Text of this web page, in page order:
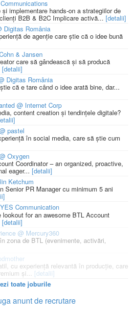
implementare hands-on a strategiilor de
B2B & B2C Implicare activă... [detalii]
Digitas România
de agenție care știe că o idee bună
& Jansen
care să gândească și să producă
[detalii]
Digitas România
că e tare când o idee arată bine, dar...
@ Internet Corp
content creation și tendințele digitale?
pastel
în social media, care să știe cum
Oxygen
Coordinator – an organized, proactive,
eager... [detalii]
Ketchum
Senior PR Manager cu minimum 5 ani
Communication
for an awesome BTL Account
[detalii]
@ Mercury360
zona de BTL (evenimente, activări,
cu experiență relevantă în producție, care
și... [detalii]
toate joburile
anunt de recrutare